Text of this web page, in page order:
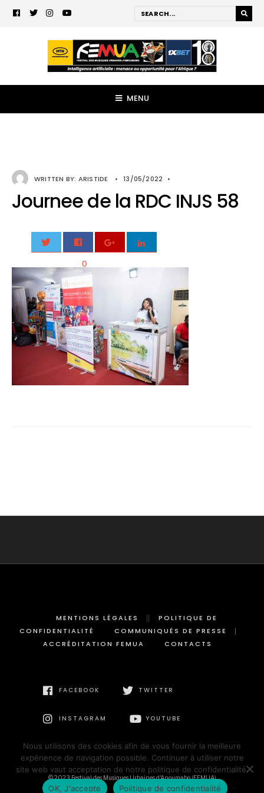
MENU
WRITTEN BY: ARISTIDE • 13/05/2022 •
Journee de la RDC INJS 58
0
MENTIONS LÉGALES
POLITIQUE DE
CONFIDENTIALITÉ
COMMUNIQUÉS DE PRESSE
ACCRÉDITATION FEMUA
CONTACTS
FACEBOOK TWITTER
INSTAGRAM YOUTUBE
© 2023 Festival des Musiques Urbaines d'Anoumabo (FEMUA)
Nous utilisons des cookies afin de vous fournir la meilleure
expérience de navigation possible. Continuer à utiliser notre
site web vaut acceptation de notre politique de confidentialité.
OK, J'accepte
Politique de confidentialité